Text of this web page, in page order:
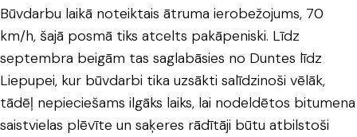
Būvdarbu laikā noteiktais ātruma ierobežojums, 70
km/h, šajā posmā tiks atcelts pakāpeniski. Līdz
septembra beigām tas saglabāsies no Duntes līdz
Liepupei, kur būvdarbi tika uzsākti salīdzinoši vēlāk,
tādēļ nepieciešams ilgāks laiks, lai nodeldētos bitumena
saistvielas plēvīte un saķeres rādītāji būtu atbilstoši